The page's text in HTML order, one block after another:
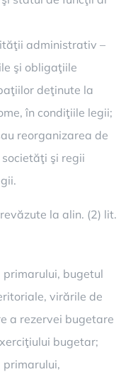
administrativ –
şi obligaţiile
deţinute la
în condiţiile legii;
reorganizarea de
şi regii
la alin. (2) lit.
bugetul
virările de
a rezervei bugetare
bugetar;
primarului,